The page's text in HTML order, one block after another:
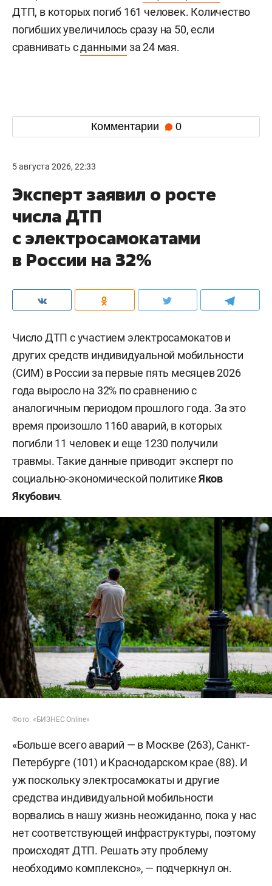
ДТП, в которых погиб 161 человек. Количество
погибших увеличилось сразу на 50, если
сравнивать сданными за 24 мая.
Комментарии 0
5 августа 2026, 22:33
Эксперт заявил о росте
числа ДТП
с электросамокатами
в России на 32%
Число ДТП с участием электросамокатов и
других средств индивидуальной мобильности
(СИМ) в России за первые пять месяцев 2026
года выросло на 32% по сравнению с
аналогичным периодом прошлого года. За это
время произошло 1160 аварий, в которых
погибли 11 человек и еще 1230 получили
травмы. Такие данные приводит эксперт по
социально-экономической политикеЯков
Якубович.
Фото: «БИЗНЕС Online»
«Больше всего аварий — в Москве (263), Санкт-
Петербурге (101) и Краснодарском крае (88). И
уж поскольку электросамокаты и другие
средства индивидуальной мобильности
ворвались в нашу жизнь неожиданно, пока у нас
нет соответствующей инфраструктуры, поэтому
происходят ДТП. Решать эту проблему
необходимо комплексно», — подчеркнул он.